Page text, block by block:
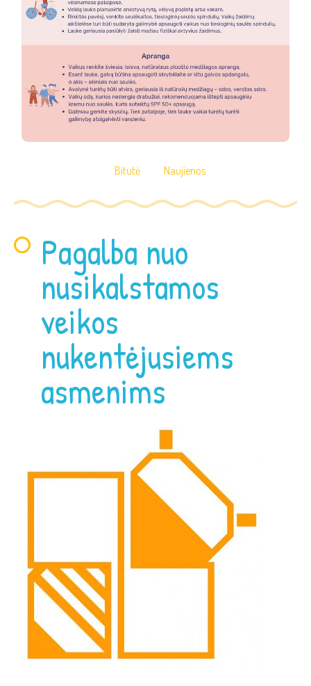
Bitutė Naujienos
Pagalba nuo
nusikalstamos
veikos
nukentėjusiems
asmenims